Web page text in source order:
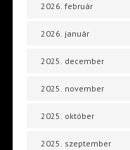
2026. február
2026. január
2025. december
2025. november
2025. október
2025. szeptember